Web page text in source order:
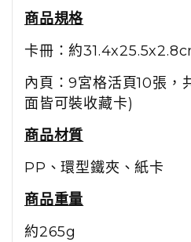
商品規格
卡冊：約
內頁：9宮格活頁10張，
面皆可裝收藏卡)
商品材質
PP、環型鐵夾、紙卡
商品重量
約265g